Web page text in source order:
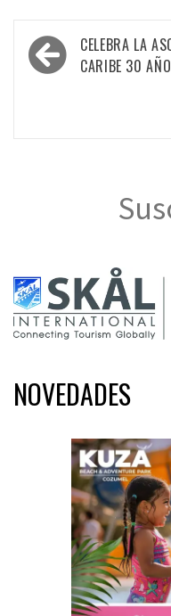
Navegación
de
CELEBRA LA
CARIBE 30
NOVEDADES